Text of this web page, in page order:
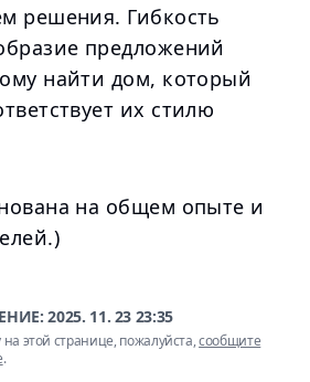
решения. Гибкость
предложений
найти дом, который
их стилю
на общем опыте и
2025. 11. 23 23:35
этой странице, пожалуйста,сообщите
.